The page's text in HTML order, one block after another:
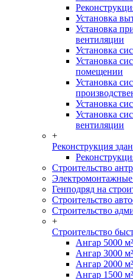
Установка
Установка
вентиляции
Установка
Установка
помещении
Установка
Установка
Установка
вентиляции
+
Реконструкция
Строительство
Генподряд на
Строительство
Строительство
+
Строительство
Ангар 5000 м²
Ангар 3000 м²
Ангар 2000 м²
Ангар 1500 м²